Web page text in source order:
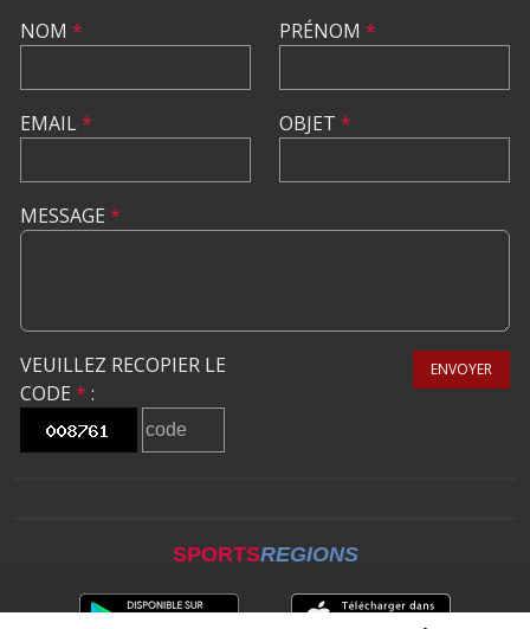
NOM *
EMAIL*
PRÉNOM *
OBJET *
MESSAGE *
VEUILLEZ RECOPIER LE
CODE * :
ENVOYER
SPORTSREGIONS